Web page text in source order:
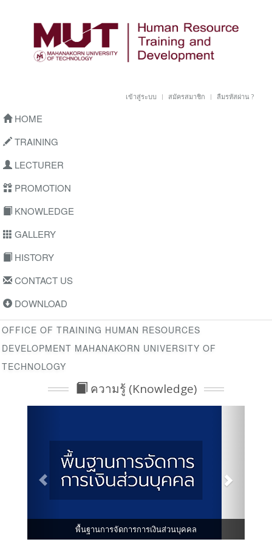
เข้าสู่ระบบ สมัครสมาชิก ลืมรหัสผ่าน ?
HOME
TRAINING
LECTURER
PROMOTION
KNOWLEDGE
GALLERY
HISTORY
CONTACT US
DOWNLOAD
OFFICE OF TRAINING HUMAN RESOURCES
DEVELOPMENT MAHANAKORN UNIVERSITY OF
TECHNOLOGY
ความรู้ (Knowledge)
พื้นฐานการจัดการการเงินส่วนบุคคล